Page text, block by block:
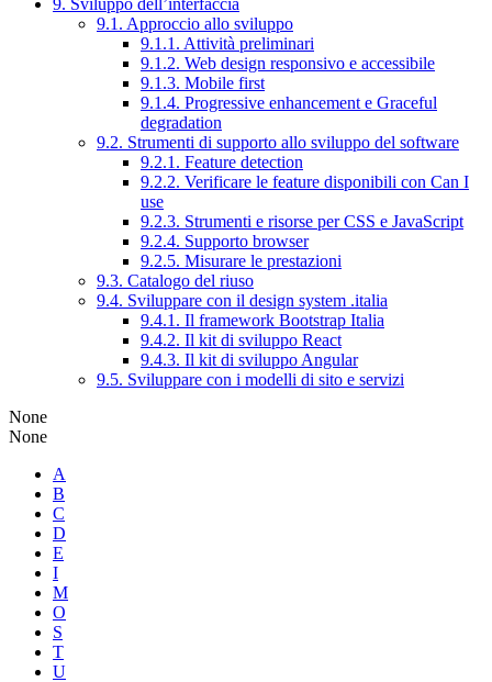
9. Sviluppo dell’interfaccia
9.1. Approccio allo sviluppo
9.1.1. Attività preliminari
9.1.2. Web design responsivo e accessibile
9.1.3. Mobile first
9.1.4. Progressive enhancement e Graceful
degradation
9.2. Strumenti di supporto allo sviluppo del software
9.2.1. Feature detection
9.2.2. Verificare le feature disponibili con Can I
use
9.2.3. Strumenti e risorse per CSS e JavaScript
9.2.4. Supporto browser
9.2.5. Misurare le prestazioni
9.3. Catalogo del riuso
9.4. Sviluppare con il design system .italia
9.4.1. Il framework Bootstrap Italia
9.4.2. Il kit di sviluppo React
9.4.3. Il kit di sviluppo Angular
9.5. Sviluppare con i modelli di sito e servizi
None
None
A
B
C
D
E
I
M
O
S
T
U